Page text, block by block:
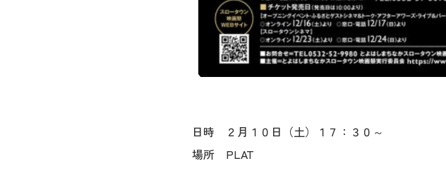
日時 ２月１０日（土）１７：３０～
場所 PLAT